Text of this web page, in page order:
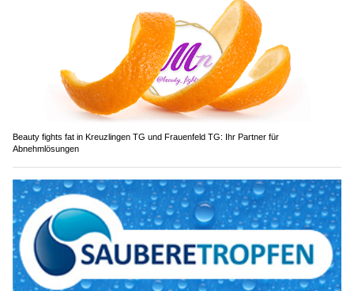
Beauty fights fat in Kreuzlingen TG und Frauenfeld TG: Ihr Partner für
Abnehmlösungen